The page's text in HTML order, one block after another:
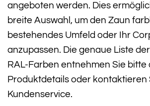
angeboten werden. Dies
breite Auswahl, um den Zaun
bestehendes Umfeld oder Ihr
anzupassen. Die genaue Liste
RAL-Farben entnehmen Sie bitte
Produktdetails oder kontaktieren
Kundenservice.